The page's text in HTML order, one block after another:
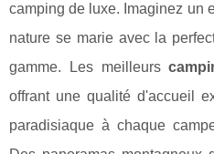
camping de luxe. Imaginez un
nature se marie avec la
gamme. Les meilleurs
offrant une qualité d'accueil
paradisiaque à chaque